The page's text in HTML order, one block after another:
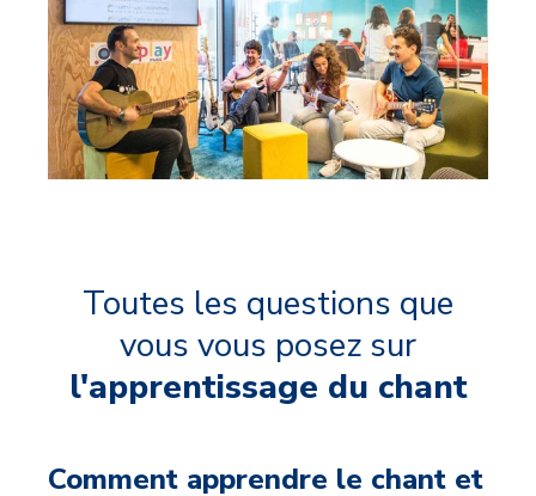
Toutes les questions que
vous vous posez sur
l'apprentissage du chant
Comment apprendre le chant et